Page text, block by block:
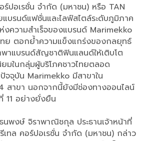
ร์ปอเรชั่น จำกัด (มหาชน) หรือ TAN
แบรนด์แฟชั่นและไลฟ์สไตล์ระดับภูมิภาค
ความสำเร็จของแบรนด์ Marimekko
ไทย ตอกย้ำความแข็งแกร่งของกลยุทธ์
พาแบรนด์สัญชาติฟินแลนด์ให้เติบโต
มในกลุ่มผู้บริโภคชาวไทยตลอด
จจุบัน Marimekko มีสาขาใน
สาขา นอกจากนี้ยังมีช่องทางออนไลน์
11 อย่างยั่งยืน
นพงษ์ จิราพาณิชกุล ประธานเจ้าหน้าที่
เทล คอร์ปอเรชั่น จำกัด (มหาชน) กล่าว